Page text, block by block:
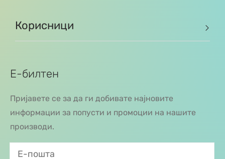
Корисници
Е-билтен
Пријавете се за да ги добивате најновите
информации за попусти и промоции на нашите
производи.